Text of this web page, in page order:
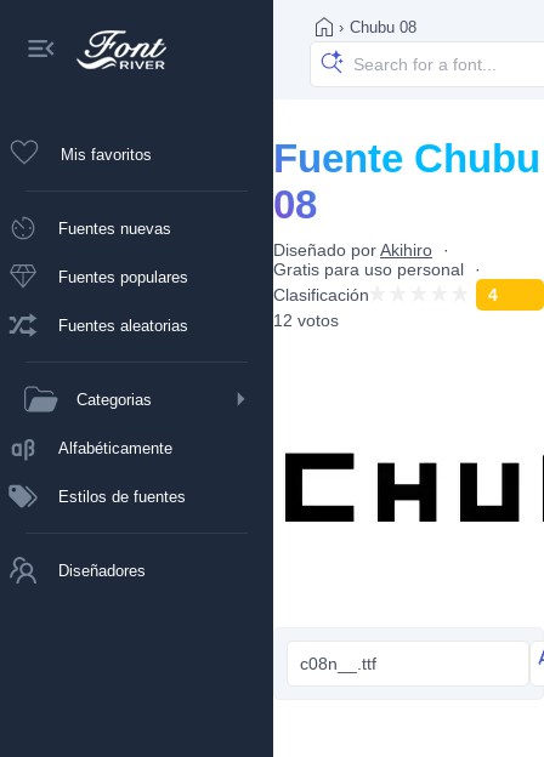
Mis favoritos
Fuentes nuevas
Fuentes populares
Fuentes aleatorias
Categorias
Alfabéticamente
Estilos de fuentes
Diseñadores
› Chubu 08
Fuente Chubu
08
Diseñado porAkihiro
Gratis para uso personal
Clasificación
4
12 votos
c08n__.ttf